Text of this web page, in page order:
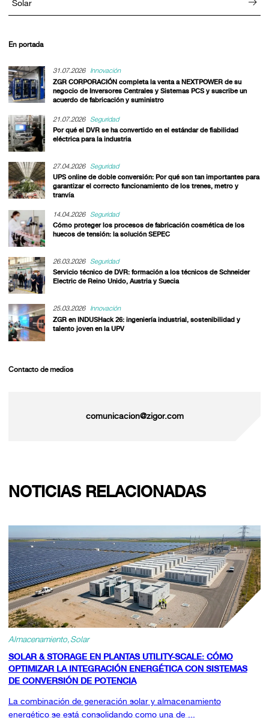
Solar
En portada
31.07.2026
Innovación
ZGR CORPORACIÓN completa la venta a NEXTPOWER de su
negocio de Inversores Centrales y Sistemas PCS y suscribe un
acuerdo de fabricación y suministro
21.07.2026
Seguridad
Por qué el DVR se ha convertido en el estándar de fiabilidad
eléctrica para la industria
27.04.2026
Seguridad
UPS online de doble conversión: Por qué son tan importantes para
garantizar el correcto funcionamiento de los trenes, metro y
tranvía
14.04.2026
Seguridad
Cómo proteger los procesos de fabricación cosmética de los
huecos de tensión: la solución SEPEC
26.03.2026
Seguridad
Servicio técnico de DVR: formación a los técnicos de Schneider
Electric de Reino Unido, Austria y Suecia
25.03.2026
Innovación
ZGR en INDUSHack 26: ingeniería industrial, sostenibilidad y
talento joven en la UPV
Contacto de medios
comunicacion@zigor.com
NOTICIAS RELACIONADAS
Almacenamiento Solar
SOLAR & STORAGE EN PLANTAS UTILITY-SCALE: CÓMO
OPTIMIZAR LA INTEGRACIÓN ENERGÉTICA CON SISTEMAS
DE CONVERSIÓN DE POTENCIA
La combinación de generación solar y almacenamiento
energético se está consolidando como una de ...